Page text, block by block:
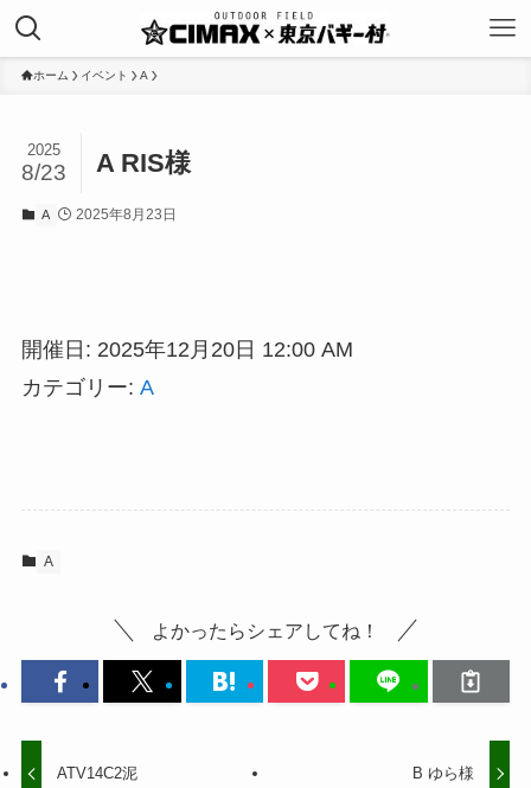
ホーム イベント A
A RIS様
2025
8/23
A 2025年8月23日
開催日: 2025年12月20日 12:00 AM
カテゴリー: A
A
よかったらシェアしてね！
ATV14C2泥 B ゆら様